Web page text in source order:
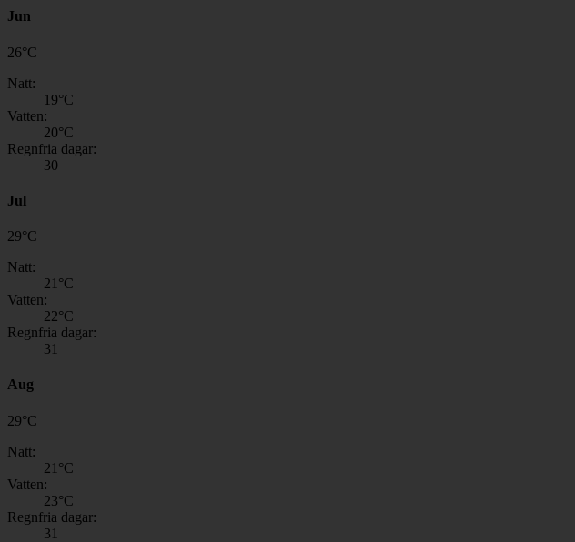
Jun
26°C
Natt:
19°C
Vatten:
20°C
Regnfria dagar:
30
Jul
29°C
Natt:
21 °C
Vatten:
22°C
Regnfria dagar:
31
Aug
29°C
Natt:
21 °C
Vatten:
23°C
Regnfria dagar:
31